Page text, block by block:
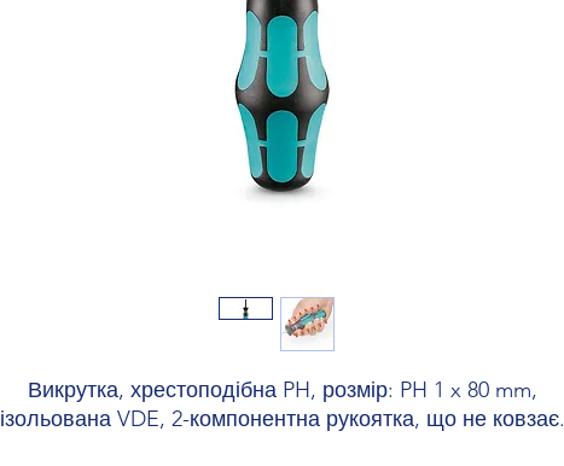
Викрутка, хрестоподібна PH, розмір: PH 1 x 80 mm,
ізольована VDE, 2-компонентна рукоятка, що не ковзає.